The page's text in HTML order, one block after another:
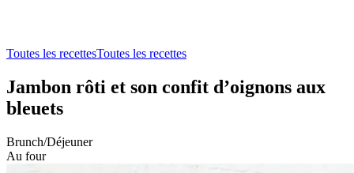
Toutes les recettesToutes les recettes
Jambon rôti et son confit d’oignons aux
bleuets
Brunch/Déjeuner
Au four